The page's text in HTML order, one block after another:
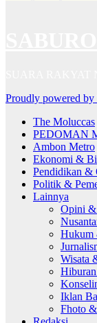
Proudly powered by
The Moluccas
PEDOMAN
Ambon Metro
Ekonomi &
Pendidikan &
Politik &
Lainnya
Opini
Hukum
Wisata
Iklan
Fhoto